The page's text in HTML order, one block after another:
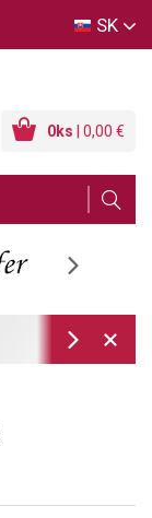
SK
0ks | 0,00 €